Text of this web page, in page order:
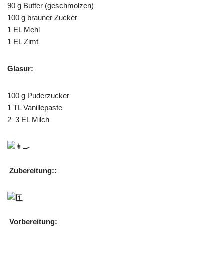
90 g Butter (geschmolzen)
100 g brauner Zucker
1 EL Mehl
1 EL Zimt
Glasur:
100 g Puderzucker
1 TL Vanillepaste
2–3 EL Milch
Zubereitung::
Vorbereitung: